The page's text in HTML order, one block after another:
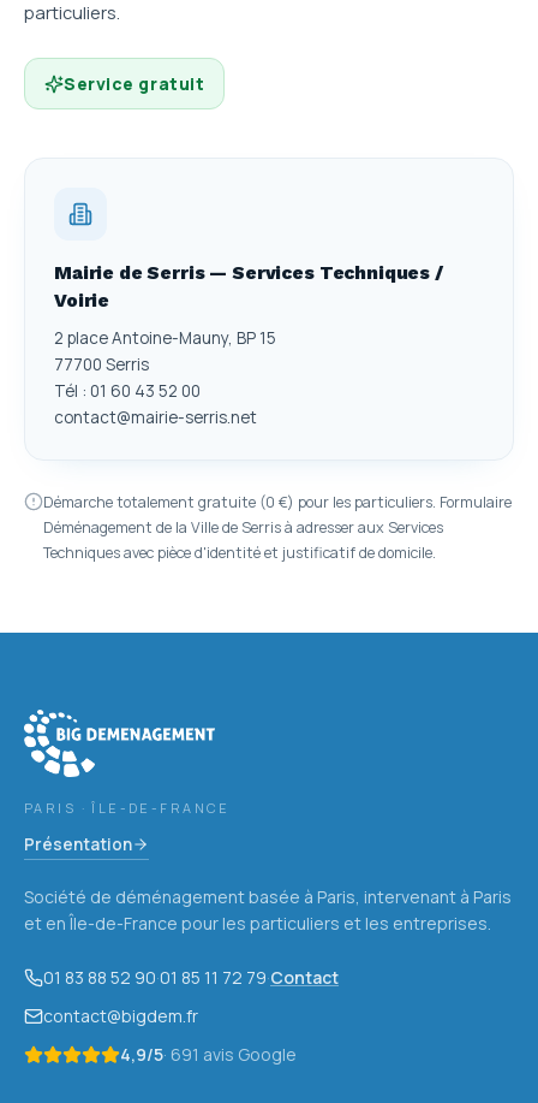
particuliers.
Service gratuit
Mairie de Serris — Services Techniques /
Voirie
2 place Antoine-Mauny, BP 15
77700 Serris
Tél : 01 60 43 52 00
contact@mairie-serris.net
Démarche totalement gratuite (0 €) pour les particuliers. Formulaire
Déménagement de la Ville de Serris à adresser aux Services
Techniques avec pièce d'identité et justificatif de domicile.
PARIS · ÎLE-DE-FRANCE
Présentation
Société de déménagement basée à Paris, intervenant à Paris
et en Île-de-France pour les particuliers et les entreprises.
01 83 88 52 90·01 85 11 72 79·Contact
contact@bigdem.fr
4,9/5· 691 avis Google